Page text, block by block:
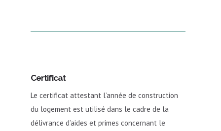
Certificat
Le certificat attestant l’année de construction
du logement est utilisé dans le cadre de la
délivrance d’aides et primes concernant le